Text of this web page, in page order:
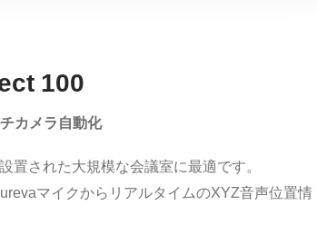
100
カメラ自動化
置された大規模な会議室に最適です。
マイクからリアルタイムのXYZ音声位置情